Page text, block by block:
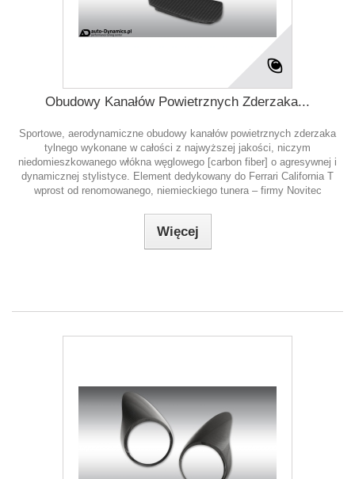
Obudowy Kanałów Powietrznych Zderzaka...
Sportowe, aerodynamiczne obudowy kanałów powietrznych zderzaka
tylnego wykonane w całości z najwyższej jakości, niczym
niedomieszkowanego włókna węglowego [carbon fiber] o agresywnej i
dynamicznej stylistyce. Element dedykowany do Ferrari California T
wprost od renomowanego, niemieckiego tunera – firmy Novitec
Więcej